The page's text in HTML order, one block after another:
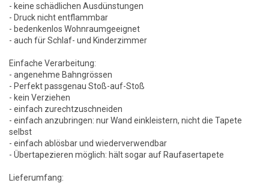
- keine schädlichen Ausdünstungen
- Druck nicht entflammbar
- bedenkenlos Wohnraumgeeignet
- auch für Schlaf- und Kinderzimmer
Einfache Verarbeitung:
- angenehme Bahngrössen
- Perfekt passgenau Stoß-auf-Stoß
- kein Verziehen
- einfach zurechtzuschneiden
- einfach anzubringen: nur Wand einkleistern, nicht die Tapete
selbst
- einfach ablösbar und wiederverwendbar
- Übertapezieren möglich: hält sogar auf Raufasertapete
Lieferumfang: